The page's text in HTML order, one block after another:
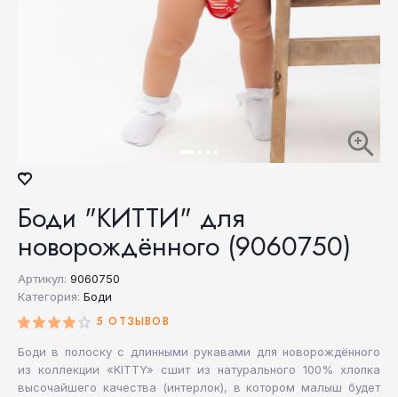
Боди "КИТТИ" для
новорождённого (9060750)
Артикул: 9060750
Категория: Боди
5 ОТЗЫВОВ
Боди в полоску с длинными рукавами для новорождённого
из коллекции «KITTY» сшит из натурального 100% хлопка
высочайшего качества (интерлок), в котором малыш будет